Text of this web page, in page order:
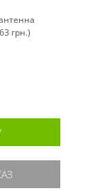
грн.)